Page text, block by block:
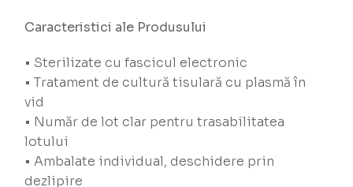
Caracteristici ale Produsului
• Sterilizate cu fascicul electronic
• Tratament de cultură tisulară cu plasmă în
vid
• Număr de lot clar pentru trasabilitatea
lotului
• Ambalate individual, deschidere prin
dezlipire